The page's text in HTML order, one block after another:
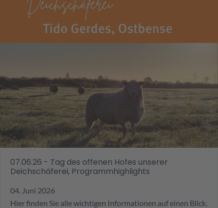
07.06.26 - Tag des offenen Hofes unserer
Deichschäferei, Programmhighlights
04. Juni 2026
Hier finden Sie alle wichtigen Informationen auf einen Blick.